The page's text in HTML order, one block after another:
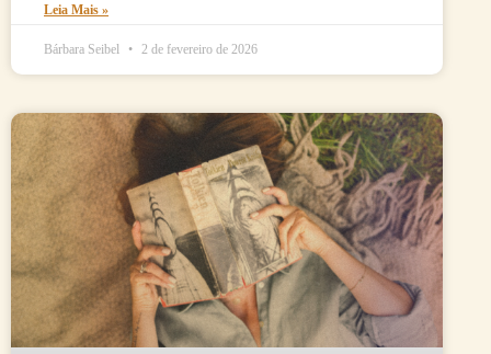
Leia Mais »
Bárbara Seibel 2 de fevereiro de 2026